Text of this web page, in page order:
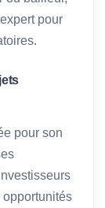
pour
pour son
opportunités